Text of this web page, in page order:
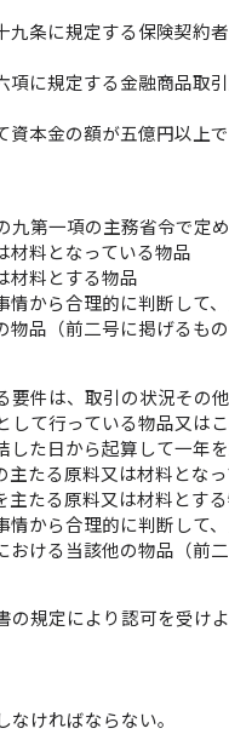
九条に規定する保険契約
項に規定する金融商品取
本金の額が五億円以上
第一項の主務省令で定
材料となっている物品
材料とする物品
から合理的に判断して
品（前二号に掲げるもの
要件は、取引の状況その
て行っている物品又は
た日から起算して一年
たる原料又は材料とな
主たる原料又は材料とす
から合理的に判断して
ける当該他の物品（前
の規定により認可を受け
ければならない。